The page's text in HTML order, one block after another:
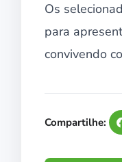
Os
para
convivendo
Compartilhe: